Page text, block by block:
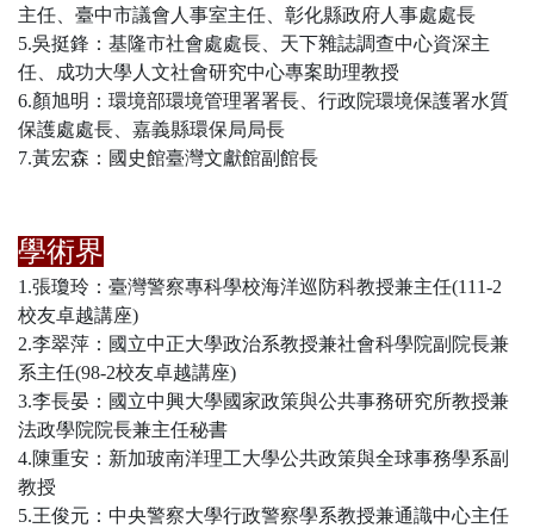
主任、臺中市議會人事室主任、彰化縣政府人事處處長
5.吳挺鋒：基隆市社會處處長、天下雜誌調查中心資深主
任、成功大學人文社會研究中心專案助理教授
6.顏旭明：環境部環境管理署署長、行政院環境保護署水質
保護處處長、嘉義縣環保局局長
7.黃宏森：國史館臺灣文獻館副館長
學術界
1.張瓊玲：臺灣警察專科學校海洋巡防科教授兼主任(111-2
校友卓越講座)
2.李翠萍：國立中正大學政治系教授兼社會科學院副院長兼
系主任(98-2校友卓越講座)
3.李長晏：國立中興大學國家政策與公共事務研究所教授兼
法政學院院長兼主任秘書
4.陳重安：新加玻南洋理工大學公共政策與全球事務學系副
教授
5.王俊元：中央警察大學行政警察學系教授兼通識中心主任